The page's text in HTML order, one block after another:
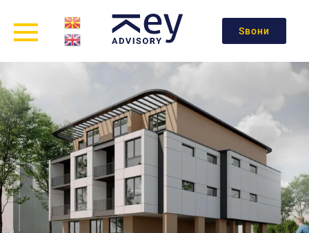
Ѕвони